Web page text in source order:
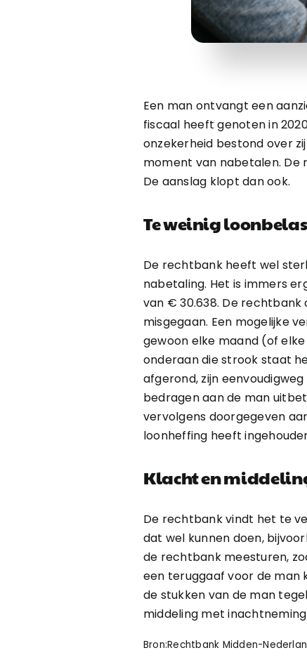
Een man ontvangt een
fiscaal heeft genoten in
onzekerheid bestond over
moment van nabetalen. De
De aanslag klopt dan ook.
Te weinig
De rechtbank heeft wel
nabetaling. Het is immers
van € 30.638. De
misgegaan. Een mogelijke
gewoon elke maand (of
onderaan die strook staat
afgerond, zijn
bedragen aan de man
vervolgens doorgegeven
loonheffing heeft
Klacht en
De rechtbank vindt het te
dat wel kunnen doen,
de rechtbank meesturen,
een teruggaaf voor de man
de stukken van de man
middeling met
Bron:Rechtbank Midden-